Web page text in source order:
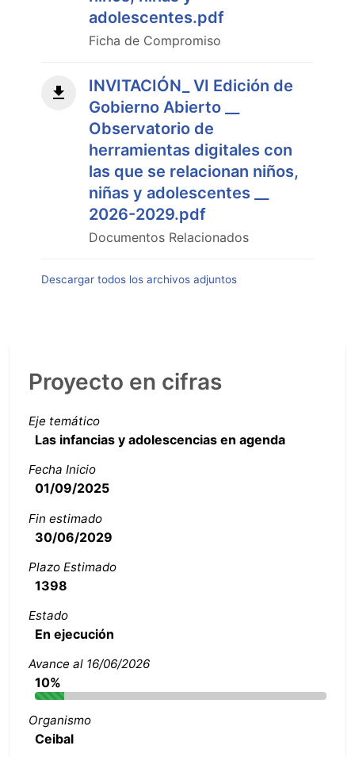
adolescentes.pdf
Ficha de Compromiso
INVITACIÓN_ VI Edición de
Gobierno Abierto __
Observatorio de
herramientas digitales con
las que se relacionan niños,
niñas y adolescentes __
2026-2029.pdf
Documentos Relacionados
Descargar todos los archivos adjuntos
Proyecto en cifras
Eje temático
Las infancias y adolescencias en agenda
Fecha Inicio
01/09/2025
Fin estimado
30/06/2029
Plazo Estimado
1398
Estado
En ejecución
Avance al 16/06/2026
10%
Organismo
Ceibal